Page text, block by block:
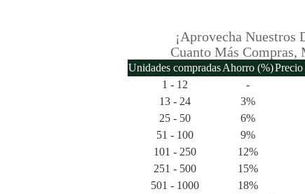
¡Aprovecha Nuestros
Cuanto Más Compras,
Unidades compradasAhorro (%)
1 - 12
-
13 - 24
3%
25 - 50
6%
51 - 100
9%
101 - 250
12%
251 - 500
15%
501 - 1000
18%